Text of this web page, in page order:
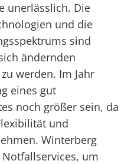
unerlässlich. Die
und die
sind
ändernden
werden. Im Jahr
eines gut
noch größer sein, da
und
Winterberg
um